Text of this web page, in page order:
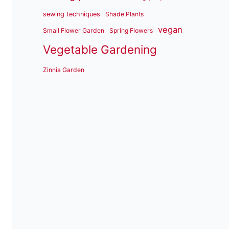
sewing techniques Shade Plants
Small Flower Garden Spring Flowers vegan
Vegetable Gardening
Zinnia Garden